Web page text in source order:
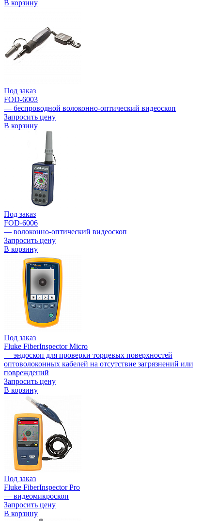
В корзину
Под заказ
FOD-6003
— беспроводной волоконно-оптический видеоскоп
Запросить цену
В корзину
Под заказ
FOD-6006
— волоконно-оптический видеоскоп
Запросить цену
В корзину
Под заказ
Fluke FiberInspector Micro
— эндоскоп для проверки торцевых поверхностей
оптоволоконных кабелей на отсутствие загрязнений или
повреждений
Запросить цену
В корзину
Под заказ
Fluke FiberInspector Pro
— видеомикроскоп
Запросить цену
В корзину